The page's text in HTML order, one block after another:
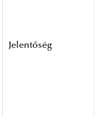
Jelentőség